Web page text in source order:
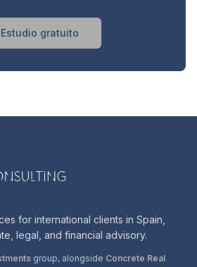
Estudio gratuito
for international clients in Spain,
legal, and financial advisory.
group, alongside Concrete Real